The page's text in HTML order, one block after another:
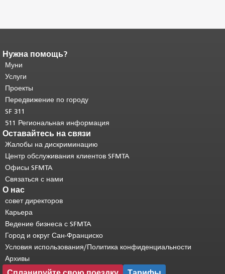
Конец содержимого
страницы.
страницы повторяется на каждой
странице.
основного содержимого .
Нужна помощь?
Муни
Услуги
Проекты
Передвижение по городу
SF 311
511 Региональная информация
Оставайтесь на связи
Жалобы на дискриминацию
Центр обслуживания клиентов SFMTA
Офисы SFMTA
Связаться с нами
О нас
совет директоров
Карьера
Ведение бизнеса с SFMTA
Город и округ Сан-Франциско
Условия использования/Политика конфиденциальности
Архивы